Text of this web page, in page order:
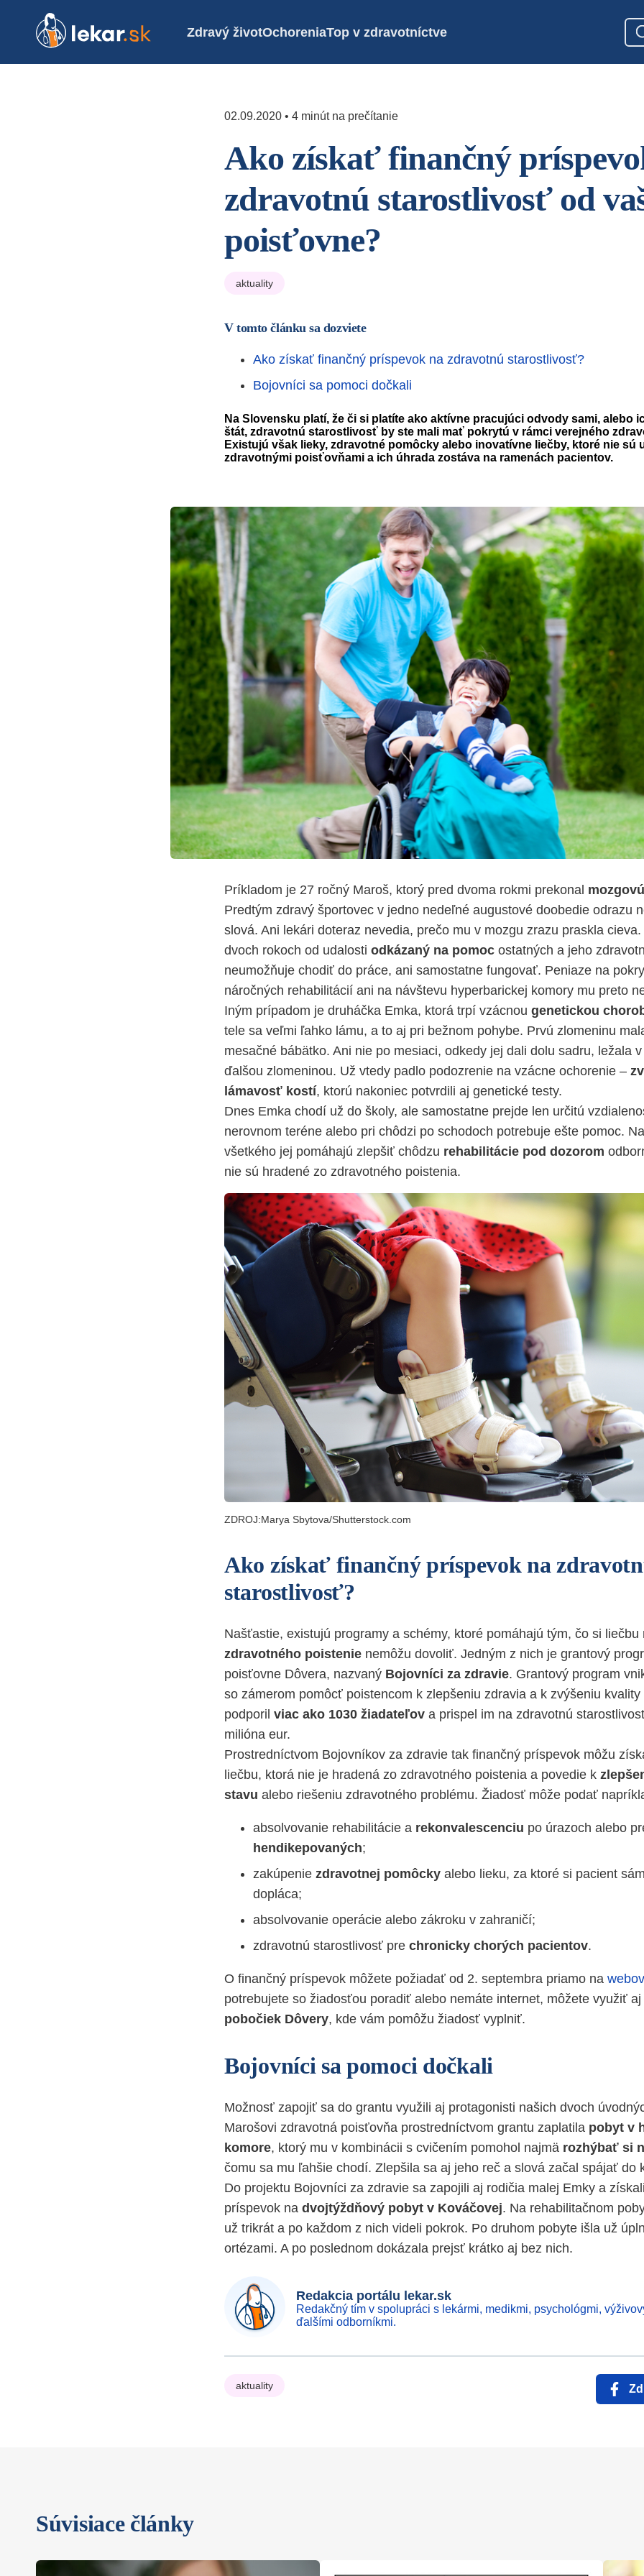
Zdravý životOchoreniaTop v zdravotníctve
02.09.2020 • 4 minút na prečítanie
Ako získať finančný
zdravotnú starostlivosť od
poisťovne?
aktuality
V tomto článku sa dozviete
Ako získať finančný príspevok na zdravotnú starostlivosť?
Bojovníci sa pomoci dočkali
Na Slovensku platí, že či si platíte ako aktívne pracujúci odvody sami, alebo
štát, zdravotnú starostlivosť by ste mali mať pokrytú v rámci verejného
Existujú však lieky, zdravotné pomôcky alebo inovatívne liečby, ktoré nie sú
zdravotnými poisťovňami a ich úhrada zostáva na ramenách pacientov.
Príkladom je 27 ročný Maroš, ktorý pred dvoma rokmi prekonal
Predtým zdravý športovec v jedno nedeľné augustové doobedie odrazu
slová. Ani lekári doteraz nevedia, prečo mu v mozgu zrazu praskla
dvoch rokoch od udalosti odkázaný na pomoc ostatných a jeho
neumožňuje chodiť do práce, ani samostatne fungovať. Peniaze na
náročných rehabilitácií ani na návštevu hyperbarickej komory mu preto
Iným prípadom je druháčka Emka, ktorá trpí vzácnou genetickou
tele sa veľmi ľahko lámu, a to aj pri bežnom pohybe. Prvú zlomeninu
mesačné bábätko. Ani nie po mesiaci, odkedy jej dali dolu sadru, ležala
ďalšou zlomeninou. Už vtedy padlo podozrenie na vzácne ochorenie –
lámavosť kostí, ktorú nakoniec potvrdili aj genetické testy.
Dnes Emka chodí už do školy, ale samostatne prejde len určitú
nerovnom teréne alebo pri chôdzi po schodoch potrebuje ešte pomoc.
všetkého jej pomáhajú zlepšiť chôdzu rehabilitácie pod dozorom
nie sú hradené zo zdravotného poistenia.
ZDROJ:Marya Sbytova/Shutterstock.com
Ako získať finančný príspevok na
starostlivosť?
Našťastie, existujú programy a schémy, ktoré pomáhajú tým, čo si liečbu
zdravotného poistenie nemôžu dovoliť. Jedným z nich je grantový
poisťovne Dôvera, nazvaný Bojovníci za zdravie. Grantový program
so zámerom pomôcť poistencom k zlepšeniu zdravia a k zvýšeniu
podporil viac ako 1030 žiadateľov a prispel im na zdravotnú
milióna eur.
Prostredníctvom Bojovníkov za zdravie tak finančný príspevok môžu
liečbu, ktorá nie je hradená zo zdravotného poistenia a povedie k
stavu alebo riešeniu zdravotného problému. Žiadosť môže podať
absolvovanie rehabilitácie a rekonvalescenciu po úrazoch alebo
hendikepovaných;
zakúpenie zdravotnej pomôcky alebo lieku, za ktoré si pacient
dopláca;
absolvovanie operácie alebo zákroku v zahraničí;
zdravotnú starostlivosť pre chronicky chorých pacientov.
O finančný príspevok môžete požiadať od 2. septembra priamo na
potrebujete so žiadosťou poradiť alebo nemáte internet, môžete využiť aj
pobočiek Dôvery, kde vám pomôžu žiadosť vyplniť.
Bojovníci sa pomoci dočkali
Možnosť zapojiť sa do grantu využili aj protagonisti našich dvoch
Marošovi zdravotná poisťovňa prostredníctvom grantu zaplatila pobyt v
komore, ktorý mu v kombinácii s cvičením pomohol najmä rozhýbať si
čomu sa mu ľahšie chodí. Zlepšila sa aj jeho reč a slová začal spájať do
Do projektu Bojovníci za zdravie sa zapojili aj rodičia malej Emky a
príspevok na dvojtýždňový pobyt v Kováčovej. Na rehabilitačnom
už trikrát a po každom z nich videli pokrok. Po druhom pobyte išla už
ortézami. A po poslednom dokázala prejsť krátko aj bez nich.
Redakcia portálu lekar.sk
Redakčný tím v spolupráci s lekármi, medikmi, psychológmi,
ďalšími odborníkmi.
aktuality
Súvisiace články